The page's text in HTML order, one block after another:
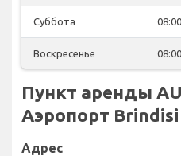
Суббота 08:00
Воскресенье 08:00
Пункт аренды
Аэропорт
Адрес